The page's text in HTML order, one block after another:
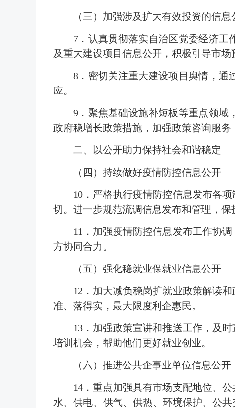
（三）加强涉及扩大有效投资的信息
7．认真贯彻落实自治区党委经济
及重大建设项目信息公开，积极引导市场
8．密切关注重大建设项目舆情，通
应。
9．聚焦基础设施补短板等重点领域
政府稳增长政策措施，加强政策咨询服务
二、以公开助力保持社会和谐稳定
（四）持续做好疫情防控信息公开
10．严格执行疫情防控信息发布各
切。进一步规范流调信息发布和管理，保
11．加强疫情防控信息发布工作协
方协同合力。
（五）强化稳就业保就业信息公开
12．加大减负稳岗扩就业政策解读
准、落得实，最大限度利企惠民。
13．加强政策宣讲和推送工作，及
培训机会，帮助他们更好就业创业。
（六）推进公共企事业单位信息公开
14．重点加强具有市场支配地位、
水、供电、供气、供热、环境保护、公